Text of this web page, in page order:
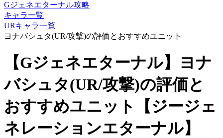
Gジェネエターナル攻略
キャラ一覧
URキャラ一覧
ヨナバシュタ(UR/攻撃)の評価とおすすめユニット
【Gジェネエターナル】ヨナ
バシュタ(UR/攻撃)の評価と
おすすめユニット【ジージェ
ネレーションエターナル】